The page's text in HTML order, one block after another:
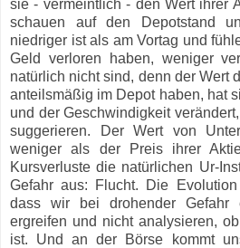
sie - vermeintlich - den Wert ihrer
schauen auf den Depotstand
niedriger ist als am Vortag und
Geld verloren haben, weniger
natürlich nicht sind, denn der Wert
anteilsmäßig im Depot haben, hat
und der Geschwindigkeit
suggerieren. Der Wert von
weniger als der Preis ihrer
Kursverluste die natürlichen Ur-
Gefahr aus: Flucht. Die
dass wir bei drohender Gefahr
ergreifen und nicht analysieren,
ist. Und an der Börse kommt